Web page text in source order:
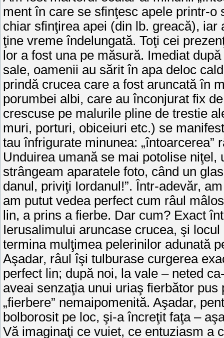
ment în care se sfinţesc apele printr-
chiar sfinţirea apei (din lb. grea­că), iar
ţine vreme îndelungată. Toţi cei
lor a fost una pe măsură. Ime­diat
sale, oamenii au sărit în apa deloc
prindă cru­cea care a fost aruncată în
porumbei albi, care au înconjurat fix
crescuse pe malurile pline de trestie
muri, porturi, obiceiuri etc.) se
tau înfrigurate mi­nunea: „întoarcerea”
Unduirea umană se mai potolise
strân­geam aparatele foto, când un
danul, priviţi Iordanul!”. În­tr-adevăr,
am putut vedea perfect cum râul
lin, a prins a fierbe. Dar cum? Exact
Ierusalimului aruncase crucea, şi
termina mulţimea pelerinilor adunată
Aşadar, râul îşi tulburase curgerea
perfect lin; după noi, la vale – neted
aveai senzaţia unui uriaş fierbător
„fierbere” nemaipomenită. Aşa­­dar,
bolborosit pe loc, şi-a încreţit faţa –
Vă imaginaţi ce vuiet, ce entuziasm a